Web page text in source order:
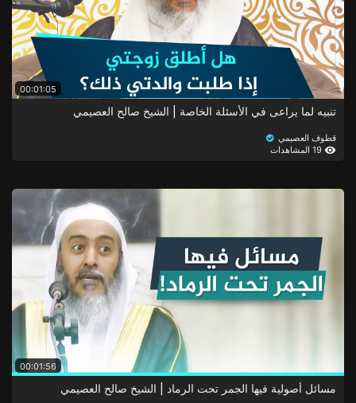
00:01:05
تنبيه لما يراعى في الأسئلة الخاصة | الشيخ صالح العصيمي
قطوف العصيمي
00:01:56
مسائل أصولية فيها الجمر تحت الرماد | الشيخ صالح العصيمي